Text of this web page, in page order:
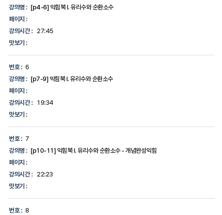
강의명 : [p4-6] 익힘북 I. 유리수와 순환소수
페이지 :
강의시간 :
27:45
맛보기 :
번호 : 6
강의명 : [p7-9] 익힘북 I. 유리수와 순환소수
페이지 :
강의시간 :
19:34
맛보기 :
번호 : 7
강의명 : [p10-11] 익힘북 I. 유리수와 순환소수 - 개념완성익힘
페이지 :
강의시간 :
22:23
맛보기 :
번호 : 8